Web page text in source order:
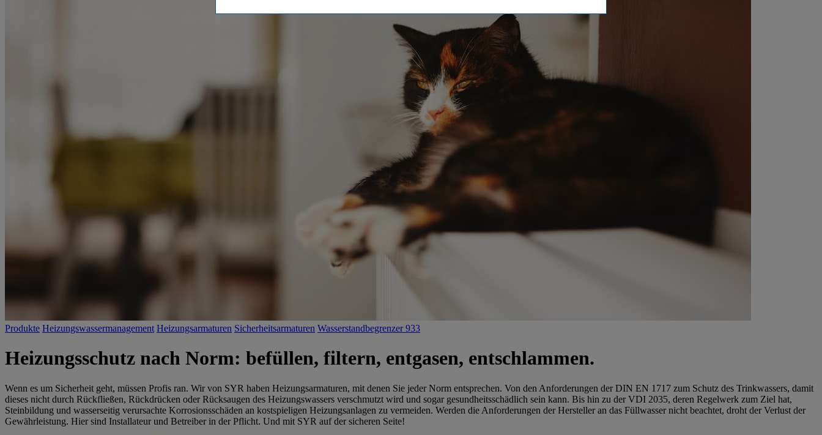
Produkte Heizungswassermanagement Heizungsarmaturen Sicherheitsarmaturen Wasserstandbegrenzer 933
Heizungsschutz nach Norm: befüllen, filtern, entgasen, entschlammen.
Wenn es um Sicherheit geht, müssen Profis ran. Wir von SYR haben Heizungsarmaturen, mit denen Sie jeder Norm entsprechen. Von den Anforderungen der DIN EN 1717 zum Schutz des Trinkwassers, damit
dieses nicht durch Rückfließen, Rückdrücken oder Rücksaugen des Heizungswassers verschmutzt wird und sogar gesundheitsschädlich sein kann. Bis hin zu der VDI 2035, deren Regelwerk zum Ziel hat,
Steinbildung und wasserseitig verursachte Korrosionsschäden an kostspieligen Heizungsanlagen zu vermeiden. Werden die Anforderungen der Hersteller an das Füllwasser nicht beachtet, droht der Verlust der
Gewährleistung. Hier sind Installateur und Betreiber in der Pflicht. Und mit SYR auf der sicheren Seite!